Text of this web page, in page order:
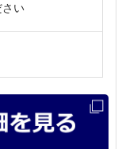
さい